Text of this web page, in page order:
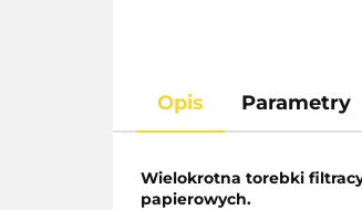
Opis Parametry
Wielokrotna torebki
papierowych.